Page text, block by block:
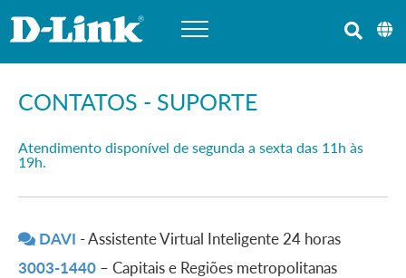
CONTATOS - SUPORTE
Atendimento disponível de segunda a sexta das 11h às
19h.
DAVI - Assistente Virtual Inteligente 24 horas
3003-1440 – Capitais e Regiões metropolitanas